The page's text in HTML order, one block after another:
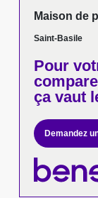
Maison de
Saint-Basile
Pour
ça vaut
Demandez